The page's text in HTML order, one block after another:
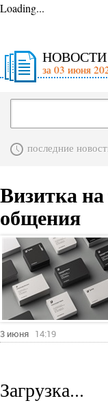
Loading...
за 03 июня
последние
Визитка
общения
3 июня 14:19
Загрузка...